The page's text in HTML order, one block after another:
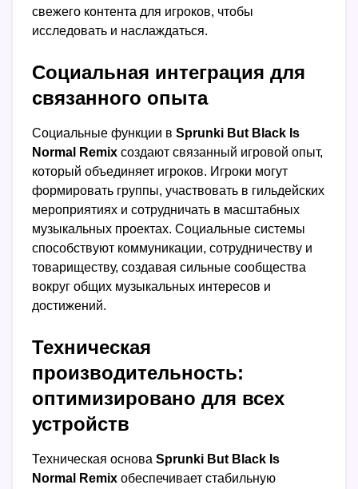
свежего контента для игроков, чтобы
исследовать и наслаждаться.
Социальная интеграция для
связанного опыта
Социальные функции в Sprunki But Black Is
Normal Remix создают связанный игровой опыт,
который объединяет игроков. Игроки могут
формировать группы, участвовать в гильдейских
мероприятиях и сотрудничать в масштабных
музыкальных проектах. Социальные системы
способствуют коммуникации, сотрудничеству и
товариществу, создавая сильные сообщества
вокруг общих музыкальных интересов и
достижений.
Техническая
производительность:
оптимизировано для всех
устройств
Техническая основа Sprunki But Black Is
Normal Remix обеспечивает стабильную